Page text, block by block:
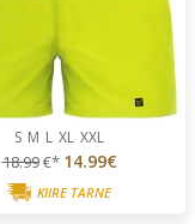
S M L XL XXL
18.99€* 14.99€
KIIRE TARNE